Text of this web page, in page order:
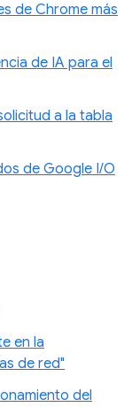
de Chrome más
de IA para el
a la tabla
de Google I/O
en la
de red"
del